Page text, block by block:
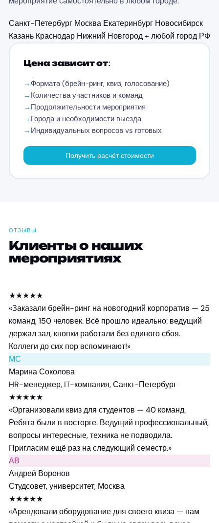
Санкт-Петербург Москва Екатеринбург Новосибирск
Казань Краснодар Нижний Новгород+ любой город РФ
Цена зависит от:
→ Формата (брейн-ринг, квиз, голосование)
→ Количества участников и команд
→ Продолжительности мероприятия
→ Города и необходимости выезда
→ Индивидуальных вопросов vs готовых
Получить расчёт стоимости
ОТЗЫВЫ
Клиенты о наших
мероприятиях
★★★★★
«Заказали брейн-ринг на новогодний корпоратив — 25
команд, 150 человек. Всё прошло идеально: ведущий
держал зал, кнопки работали без единого сбоя.
Коллеги до сих пор вспоминают!»
МС
Марина Соколова
HR-менеджер, IT-компания, Санкт-Петербург
★★★★★
«Организовали квиз для студентов — 40 команд.
Ребята были в восторге. Ведущий профессиональный,
вопросы интересные, техника не подводила.
Пригласим ещё раз на следующий семестр.»
АВ
Андрей Воронов
Студсовет, университет, Москва
★★★★★
«Арендовали оборудование для своего квиза — нам